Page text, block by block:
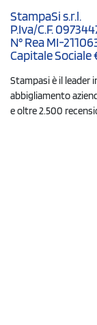
StampaSi s.r.l.
P.Iva/C.F.
N° Rea MI-
Capitale Sociale
Stampasi è il leader
abbigliamento
e oltre 2.500